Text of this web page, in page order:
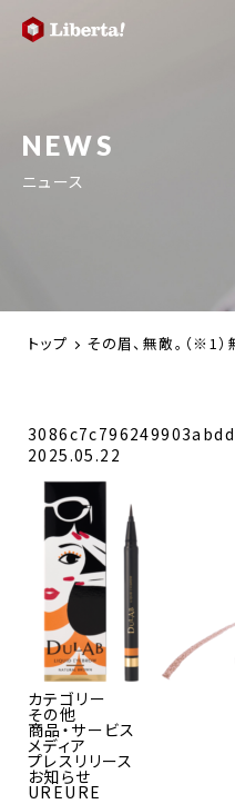
NEWS
ニュース
トップ その眉、無敵。（※1
2025.05.22
カテゴリー
その他
商品・サービス
メディア
プレスリリース
お知らせ
UREURE